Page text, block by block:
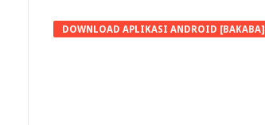
DOWNLOAD APLIKASI ANDROID [BAKABA]